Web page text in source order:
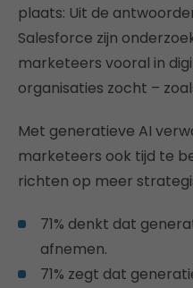
plaats: Uit de
Salesforce zijn
marketeers vooral in
organisaties zocht –
Met generatieve AI
marketeers ook tijd te
richten op meer
71% denkt dat
afnemen.
71% zegt dat